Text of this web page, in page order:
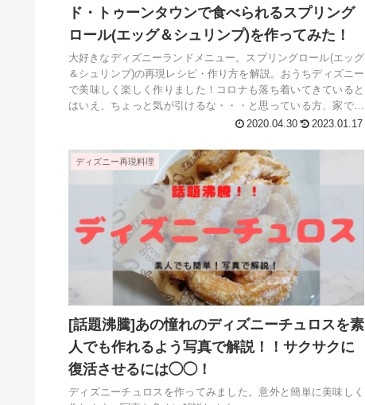
ド・トゥーンタウンで食べられるスプリング
ロール(エッグ＆シュリンプ)を作ってみた！
大好きなディズニーランドメニュー。スプリングロール(エッグ
＆シュリンプ)の再現レシピ・作り方を解説。おうちディズニー
で美味しく楽しく作りました！コロナも落ち着いてきていると
はいえ、ちょっと気が引けるな・・・と思っている方、家で簡
単に作って贅沢にバクバク食べてください(^^)
2020.04.30 2023.01.17
ディズニー再現料理
[話題沸騰]あの憧れのディズニーチュロスを素
人でも作れるよう写真で解説！！サクサクに
復活させるには◯◯！
ディズニーチュロスを作ってみました。意外と簡単に美味しく